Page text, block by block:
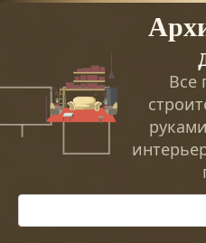
Перейти
Все
Поиск: